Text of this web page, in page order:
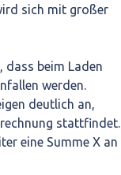
sich mit großer
dass beim Laden
werden.
deutlich an,
stattfindet.
eine Summe X an